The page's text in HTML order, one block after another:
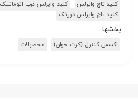
کلید تاچ وایرلس
کلید وایرلس درب اتوماتیک
کلید تاچ وایرلس دورتک
بخشها :
اکسس کنترل (کارت خوان) محصولات